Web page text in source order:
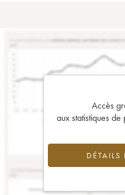
Accès
aux statistiques
DÉTAILS